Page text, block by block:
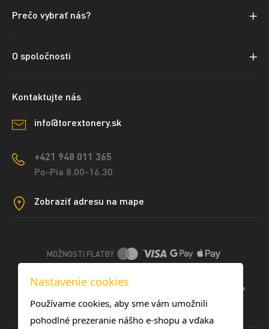
Prečo vybrať nás?
O spoločnosti
Kontaktujte nás
info@torextonery.sk
+421 948 011 365
Po-Pia 8.00-16.30
Zobraziť adresu na mape
MOŽNOSTI PLATBY
Nastavenie cookies
Používame cookies, aby sme vám umožnili
pohodlné prezeranie nášho e-shopu a vďaka